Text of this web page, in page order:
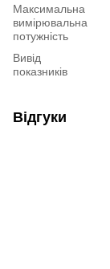
Максимальна
вимірювальна
потужність
Вивід
показників
Відгуки